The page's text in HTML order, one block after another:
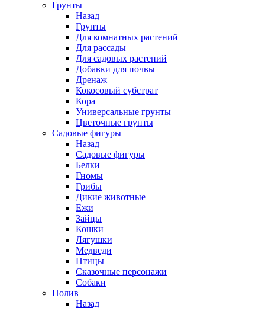
Грунты
Назад
Грунты
Для комнатных растений
Для рассады
Для садовых растений
Добавки для почвы
Дренаж
Кокосовый субстрат
Кора
Универсальные грунты
Цветочные грунты
Садовые фигуры
Назад
Садовые фигуры
Белки
Гномы
Грибы
Дикие животные
Ежи
Зайцы
Кошки
Лягушки
Медведи
Птицы
Сказочные персонажи
Собаки
Полив
Назад